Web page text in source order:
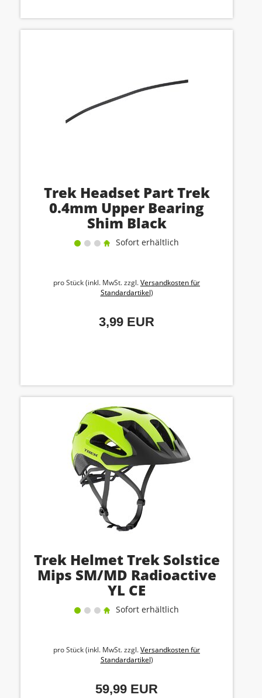
Trek Headset Part Trek
0.4mm Upper Bearing
Shim Black
Sofort erhältlich
pro Stück (inkl. MwSt. zzgl.Versandkosten für
Standardartikel)
3,99 EUR
Trek Helmet Trek Solstice
Mips SM/MD Radioactive
YL CE
Sofort erhältlich
pro Stück (inkl. MwSt. zzgl.Versandkosten für
Standardartikel)
59,99 EUR